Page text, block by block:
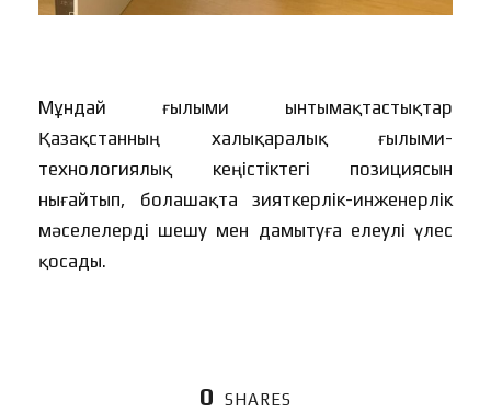
Мұндай ғылыми ынтымақтастықтар
Қазақстанның халықаралық ғылыми-
технологиялық кеңістіктегі позициясын
нығайтып, болашақта зияткерлік-инженерлік
мәселелерді шешу мен дамытуға елеулі үлес
қосады.
0 SHARES